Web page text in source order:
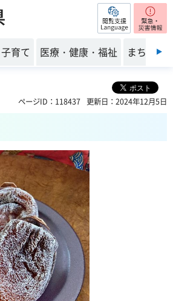
閲覧支援
示
育て 医療・健康・福祉 まちづく
ページID：118437 更新日：2024年12月5日